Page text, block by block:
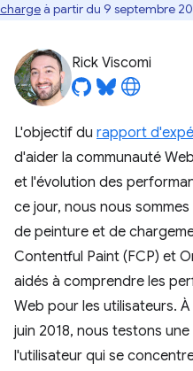
chargeà partir du 9 septembre
Rick Viscomi
L'objectif du rapport
d'aider la communauté
et l'évolution des
ce jour, nous nous
de peinture et de
Contentful Paint (FCP) et
aidés à comprendre les
Web pour les utilisateurs.
juin 2018, nous testons
l'utilisateur qui se